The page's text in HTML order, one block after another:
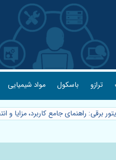
ترازو باسکول مواد شیمیایی
برقی: راهنمای جامع کاربرد، مزایا